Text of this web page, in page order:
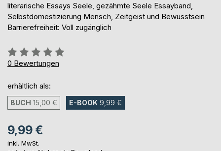
literarische Essays Seele, gezähmte Seele Essayband,
Selbstdomestizierung Mensch, Zeitgeist und Bewusstsein
Barrierefreiheit: Voll zugänglich
Bewertung::
0%
0 Bewertungen
erhältlich als:
BUCH 15,00 € E-BOOK 9,99 €
9,99 €
inkl. MwSt.